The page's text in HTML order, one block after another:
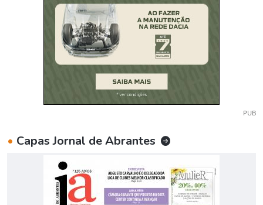
PUB
• Capas Jornal de Abrantes